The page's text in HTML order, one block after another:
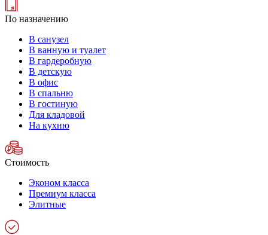
По назначению
В санузел
В ванную и туалет
В гардеробную
В детскую
В офис
В спальню
В гостиную
Для кладовой
На кухню
Стоимость
Эконом класса
Премиум класса
Элитные